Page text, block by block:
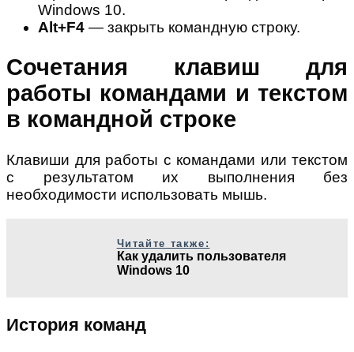
Windows 10.
Alt+F4 — закрыть командную строку.
Сочетания клавиш для
работы командами и текстом
в командной строке
Клавиши для работы с командами или текстом
с результатом их выполнения без
необходимости использовать мышь.
Читайте также:
Как удалить пользователя
Windows 10
История команд